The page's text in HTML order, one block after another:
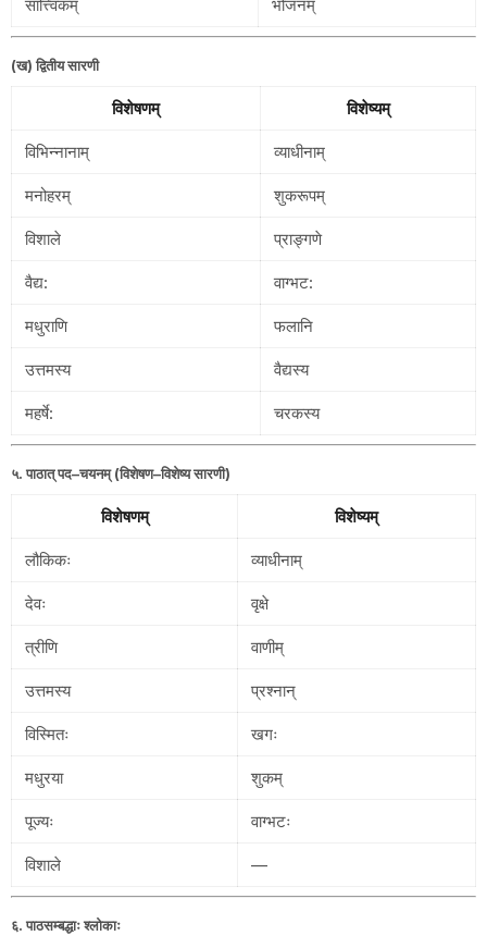
सात्त्विकम् भोजनम्
(ख) द्वितीय सारणी
विशेषणम् विशेष्यम्
विभिन्नानाम् व्याधीनाम्
मनोहरम् शुकरूपम्
विशाले प्राङ्गणे
वैद्य: वाग्भट:
मधुराणि फलानि
उत्तमस्य वैद्यस्य
महर्षे: चरकस्य
५. पाठात् पद–चयनम् (विशेषण–विशेष्य सारणी)
विशेषणम् विशेष्यम्
लौकिकः व्याधीनाम्
देवः वृक्षे
त्रीणि वाणीम्
उत्तमस्य प्रश्नान्
विस्मितः खगः
मधुरया शुकम्
पूज्यः वाग्भटः
विशाले —
६. पाठसम्बद्धाः श्लोकाः